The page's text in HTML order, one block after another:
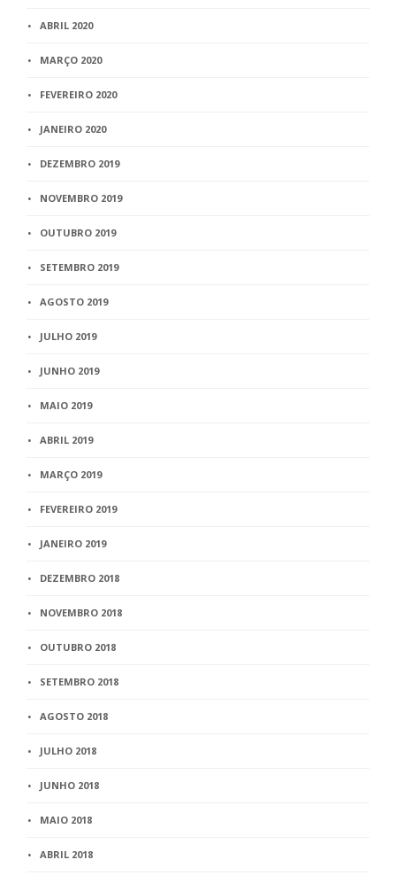
ABRIL 2020
MARÇO 2020
FEVEREIRO 2020
JANEIRO 2020
DEZEMBRO 2019
NOVEMBRO 2019
OUTUBRO 2019
SETEMBRO 2019
AGOSTO 2019
JULHO 2019
JUNHO 2019
MAIO 2019
ABRIL 2019
MARÇO 2019
FEVEREIRO 2019
JANEIRO 2019
DEZEMBRO 2018
NOVEMBRO 2018
OUTUBRO 2018
SETEMBRO 2018
AGOSTO 2018
JULHO 2018
JUNHO 2018
MAIO 2018
ABRIL 2018